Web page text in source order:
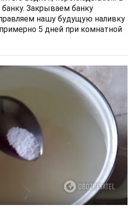
Закрываем банку
нашу будущую наливку
5 дней при комнатной